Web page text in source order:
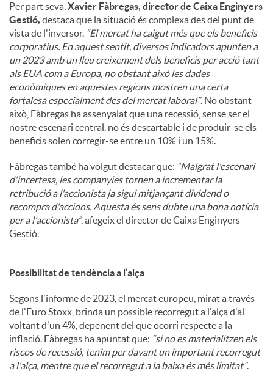
Per part seva, Xavier Fàbregas, director de Caixa Enginyers
Gestió, destaca que la situació és complexa des del punt de
vista de l'inversor. “El mercat ha caigut més que els beneficis
corporatius. En aquest sentit, diversos indicadors apunten a
un 2023 amb un lleu creixement dels beneficis per acció tant
als EUA com a Europa, no obstant això les dades
econòmiques en aquestes regions mostren una certa
fortalesa especialment des del mercat laboral”. No obstant
això, Fàbregas ha assenyalat que una recessió, sense ser el
nostre escenari central, no és descartable i de produir-se els
beneficis solen corregir-se entre un 10% i un 15%.
Fàbregas també ha volgut destacar que: “Malgrat l'escenari
d'incertesa, les companyies tornen a incrementar la
retribució a l'accionista ja sigui mitjançant dividend o
recompra d'accions. Aquesta és sens dubte una bona notícia
per a l'accionista”, afegeix el director de Caixa Enginyers
Gestió.
Possibilitat de tendència a l’alça
Segons l'informe de 2023, el mercat europeu, mirat a través
de l'Euro Stoxx, brinda un possible recorregut a l'alça d'al
voltant d'un 4%, depenent del que ocorri respecte a la
inflació. Fàbregas ha apuntat que: “si no es materialitzen els
riscos de recessió, tenim per davant un important recorregut
a l'alça, mentre que el recorregut a la baixa és més limitat”.